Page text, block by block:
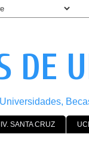
DE
SANTA CRUZ